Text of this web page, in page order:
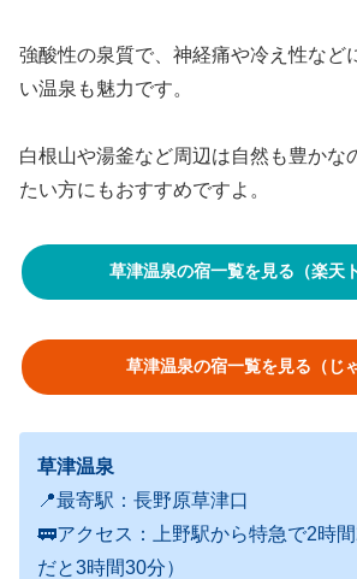
強酸性の泉質で、神経痛や冷え性など
い温泉も魅力です。
白根山や湯釜など周辺は自然も豊かな
たい方にもおすすめですよ。
草津温泉の宿一覧を見る（楽天
草津温泉の宿一覧を見る（じ
草津温泉
📍最寄駅：長野原草津口
🚃アクセス：上野駅から特急で2時
だと3時間30分）